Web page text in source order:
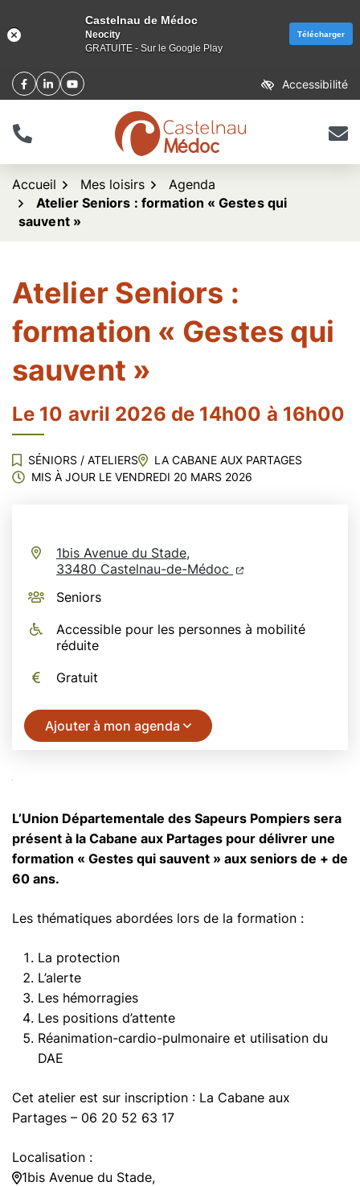
Aller
au
Facebook
(ouverture dans un nouvel onglet)
Linkedin
(ouverture dans un nouvel onglet)
YouTube
(ouverture dans un nouvel onglet) Accessibilité
Tél. logo Castelnau de
Accueil Mes loisirs
Agenda
Atelier Seniors : formation « Gestes qui
sauvent »
Atelier Seniors :
formation « Gestes qui
sauvent »
Le 10 avril 2026 de 14h00 à 16h00
SÉNIORS / ATELIERS
LA CABANE AUX PARTAGES
MIS À JOUR LE VENDREDI 20 MARS 2026
1bis Avenue du Stade,
33480 Castelnau-de-Médoc (ouverture dans un
(ouverture dans
Seniors
Accessible pour les personnes à mobilité
réduite
Gratuit
Ajouter à mon agenda
L’Union Départementale des Sapeurs Pompiers sera
présent à la Cabane aux Partages pour délivrer une
formation « Gestes qui sauvent » aux seniors de + de
60 ans.
Les thématiques abordées lors de la formation :
La protection
L’alerte
Les hémorragies
Les positions d’attente
Réanimation-cardio-pulmonaire et utilisation du
DAE
Cet atelier est sur inscription : La Cabane aux
Partages – 06 20 52 63 17
Localisation :
1bis Avenue du Stade,
Castelnau de Médoc
Neocity
GRATUITE - Sur le Google Play
Télécharger